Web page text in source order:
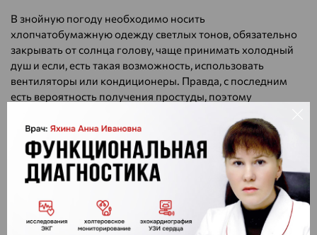
В знойную погоду необходимо носить
хлопчатобумажную одежду светлых тонов, обязательно
закрывать от солнца голову, чаще принимать холодный
душ и если, есть такая возможность, использовать
вентиляторы или кондиционеры. Правда, с последним
есть вероятность получения простуды, поэтому
Если работаете на даче или в огороде, используйте для
труда утренние и вечерние часы, когда нет сильной жары.
Если же решили поработать в зной, помните о режиме
труда: 30 минут поработали, 15–20 минут отдохните в
тени. Не работайте внаклон, используйте стульчик,
защищайте голову от солнечных лучей.